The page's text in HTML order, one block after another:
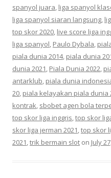
spanyol juara, liga spanyol
liga spanyol siaran langsung,
top skor 2020, live score liga
liga spanyol, Paulo Dybala,
piala dunia 2014, piala dunia
dunia 2021, Piala Dunia 2022,
antarklub, piala dunia
20, piala kelayakan piala dunia
kontrak, sbobet agen bola
top skor liga inggris,top skor
skor liga jerman 2021,top skor
2021,trik bermain slot on July